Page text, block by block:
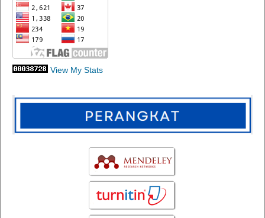
View My Stats